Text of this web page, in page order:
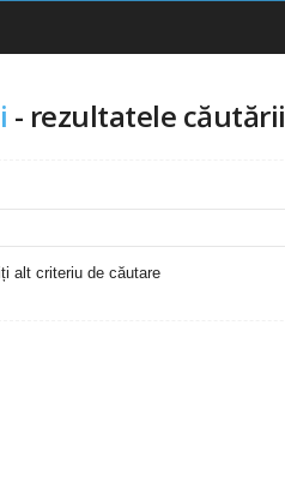
- rezultatele căutării
alt criteriu de căutare